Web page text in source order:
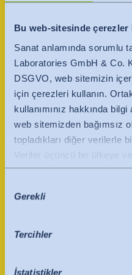
Bu web-sitesinde çerezler
Sanat anlamında sorumlu
Laboratories GmbH & Co.
DSGVO, web sitemizin
için çerezleri kullanın.
kullanımınız hakkında
web sitemizden bağımsız
topladıkları diğer verilerle
Veriler üçüncü bir ülkeye
aktarılır. Burada AB
dikkate alınır. Bu, yeterli
bir üçüncü ülke veya
ABD'ye veri aktarımları
karşılaştırılabilir bir veri
Seçimi
Gerekli
Tercihler
İstatistikler
Việt Nam
Indonesia
bahasa Indonesia
Việt Nam
Tiếng Việt
Indonesia
bahasa Indonesia
中国
Basın
İletişim
Her
france@hohenstein.com
İlgili kişi